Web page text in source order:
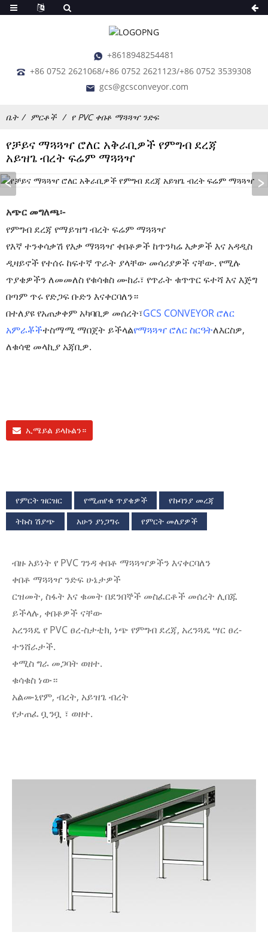
+8618948254481
+86 0752 2621068/+86 0752 2621123/+86 0752 3539308
gcs@gcsconveyor.com
ቤት ምርቶች የ PVC ቀበቶ ማጓጓዣ ንድፍ
የቻይና ማጓጓዣ ሮለር አቅራቢዎች የምግብ ደረጃ
አይዝጌ ብረት ፍሬም ማጓጓዣ
አጭር መግለጫ፡-
የምግብ ደረጃ የማይዝግ ብረት ፍሬም ማጓጓዣ
የእኛ ተንቀሳቃሽ የእቃ ማጓጓዣ ቀበቶዎች ከጥንካሬ እቃዎች እና አዳዲስ
ዲዛይኖች የተሰሩ ከፍተኛ ጥራት ያላቸው መሳሪያዎች ናቸው. የሚሉ
ጥያቄዎችን ለመመለስ የቁሳቁስ ሙከራ፣ የጥራት ቁጥጥር ፍተሻ እና እጅግ
በጣም ጥሩ የድጋፍ ቡድን እናቀርባለን።
በተለያዩ የአጠቃቀም አካባቢዎ መሰረት፣GCS CONVEYOR ሮለር
አምራቾችተስማሚ ማበጀት ይችላልየማጓጓዣ ሮለር ስርዓትለእርስዎ,
ለቁሳዊ መላኪያ አጃቢዎ.
ኢሜይል ይላኩልን።
የምርት ዝርዝር የሚጠየቁ ጥያቄዎች
የኩባንያ መረጃ
ትኩስ ሽያጭ
አሁን ያነጋግሩ የምርት መለያዎች
ብዙ አይነት የ PVC ገንዳ ቀበቶ ማጓጓዣዎችን እናቀርባለን
ቀበቶ ማጓጓዣ ንድፍ ሁኔታዎች
ርዝመት, ስፋት እና ቁመት በደንበኞች መስፈርቶች መሰረት ሊበጁ
ይችላሉ, ቀበቶዎች ናቸው
አረንጓዴ የ PVC ፀረ-ስታቲክ, ነጭ የምግብ ደረጃ, አረንጓዴ ሣር ፀረ-
ተንሸራታች.
ቀሚስ ግራ መጋባት ወዘተ.
ቁሳቁስ ነው።
አልሙኒየም, ብረት, አይዝጌ ብረት
የታጠፈ ቧንቧ ፣ ወዘተ.